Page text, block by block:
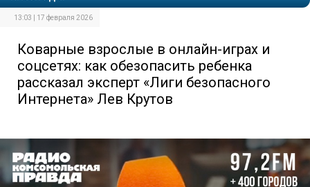
13:03 | 17 февраля 2026
Коварные взрослые в онлайн-играх и
соцсетях: как обезопасить ребенка
рассказал эксперт «Лиги безопасного
Интернета» Лев Крутов